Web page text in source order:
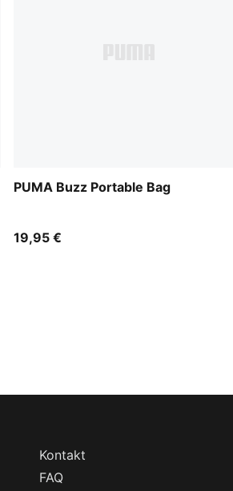
PUMA Buzz Portable Bag
19,95 €
Kontakt
FAQ